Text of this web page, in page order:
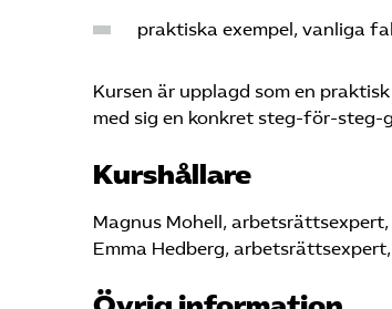
praktiska exempel, vanliga
Kursen är upplagd som en
med sig en konkret steg-för-
Kurshållare
Magnus Mohell, arbetsrättsexpert,
Emma Hedberg,